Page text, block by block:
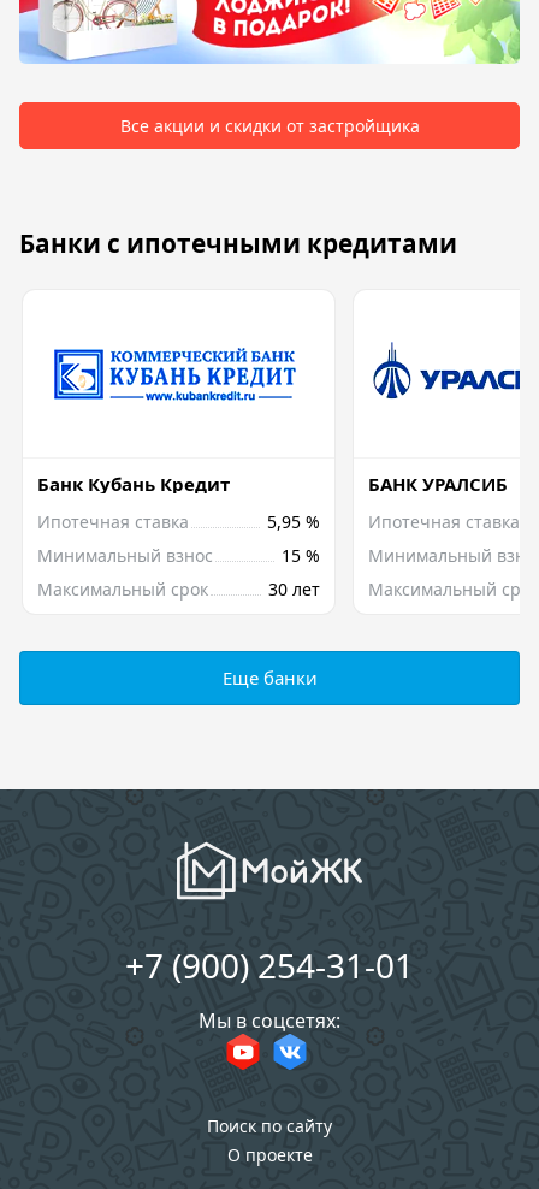
Все акции и скидки от застройщика
Банки с ипотечными кредитами
Банк Кубань Кредит
Ипотечная ставка
5,95 %
Минимальный взнос
15 %
Максимальный срок
30 лет
БАНК УРАЛСИБ
Ипотечная ставка
Минимальный
Максимальный срок
Еще банки
+7 (900) 254-31-01
Мы в соцсетях:
Поиск по сайту
О проекте